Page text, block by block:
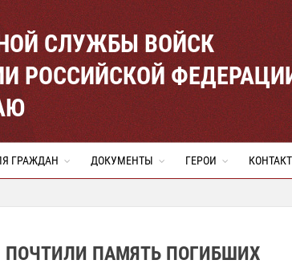
СЛУЖБЫ ВОЙСК
РОССИЙСКОЙ
ГРАЖДАН ДОКУМЕНТЫ ГЕРОИ
ПОЧТИЛИ ПАМЯТЬ ПОГИБШИХ